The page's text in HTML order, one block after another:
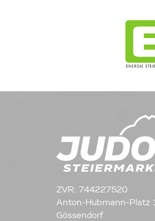
ZVR: 744227520
Anton-Hubmann-Platz
Gössendorf